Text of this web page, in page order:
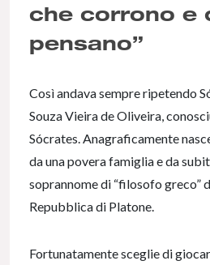
che corrono e
pensano”
Così andava sempre ripetendo
Souza Vieira de Oliveira,
Sócrates. Anagraficamente
da una povera famiglia e da
soprannome di “filosofo greco”
Repubblica di Platone.
Fortunatamente sceglie di